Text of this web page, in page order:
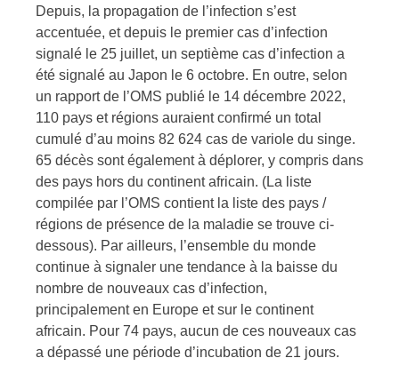
Depuis, la propagation de l’infection s’est
accentuée, et depuis le premier cas d’infection
signalé le 25 juillet, un septième cas d’infection a
été signalé au Japon le 6 octobre. En outre, selon
un rapport de l’OMS publié le 14 décembre 2022,
110 pays et régions auraient confirmé un total
cumulé d’au moins 82 624 cas de variole du singe.
65 décès sont également à déplorer, y compris dans
des pays hors du continent africain. (La liste
compilée par l’OMS contient la liste des pays /
régions de présence de la maladie se trouve ci-
dessous). Par ailleurs, l’ensemble du monde
continue à signaler une tendance à la baisse du
nombre de nouveaux cas d’infection,
principalement en Europe et sur le continent
africain. Pour 74 pays, aucun de ces nouveaux cas
a dépassé une période d’incubation de 21 jours.